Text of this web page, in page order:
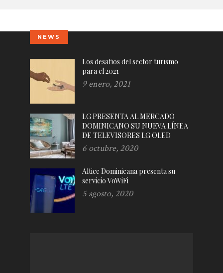
NEWS
Los desafíos del sector turismo
para el 2021
9 enero, 2021
LG PRESENTA AL MERCADO
DOMINICANO SU NUEVA LÍNEA
DE TELEVISORES LG OLED
6 octubre, 2020
Altice Dominicana presenta su
servicio VoWiFi
5 agosto, 2020